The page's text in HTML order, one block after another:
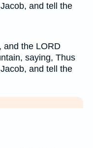
and tell the
and the LORD
saying, Thus
and tell the